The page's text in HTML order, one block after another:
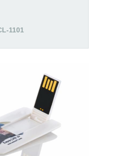
1101